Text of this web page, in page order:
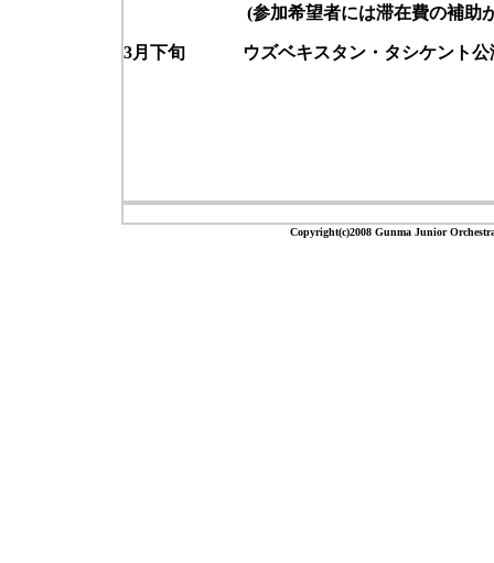
(参加希望者には滞在費の補助が
3月下旬 ウズベキスタン・タシケント公
Copyright(c)2008 Gunma Junior